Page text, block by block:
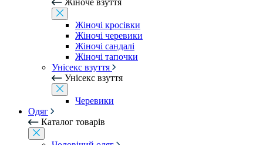
Жіноче взуття
Жіночі кросівки
Жіночі черевики
Жіночі сандалі
Жіночі тапочки
Унісекс взуття
Унісекс взуття
Черевики
Одяг
Каталог товарів